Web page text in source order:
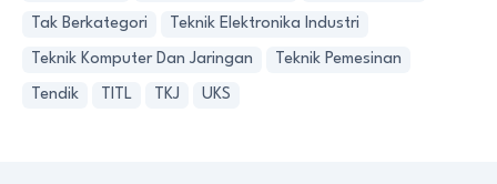
Tak Berkategori Teknik Elektronika Industri
Teknik Komputer Dan Jaringan Teknik Pemesinan
Tendik TITL TKJ UKS